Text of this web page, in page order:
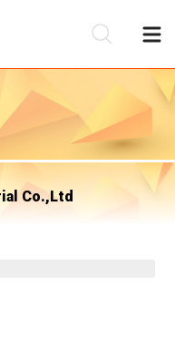
Co.,Ltd